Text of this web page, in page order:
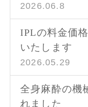
2026.06.8
IPLの料金価
いたします
2026.05.29
全身麻酔の機
れました